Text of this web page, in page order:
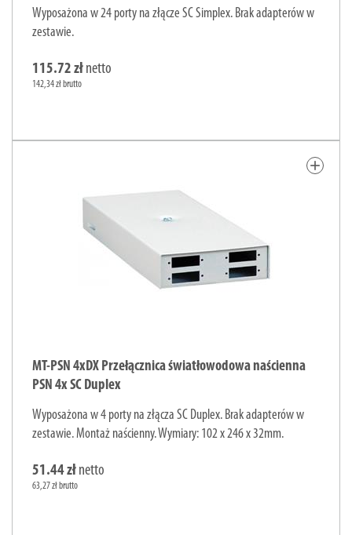
Wyposażona w 24 porty na złącze SC Simplex. Brak adapterów w
zestawie.
115.72 zł netto
142,34 zł brutto
add
MT-PSN 4xDX Przełącznica światłowodowa naścienna
PSN 4x SC Duplex
Wyposażona w 4 porty na złącza SC Duplex. Brak adapterów w
zestawie. Montaż naścienny. Wymiary: 102 x 246 x 32mm.
51.44 zł netto
63,27 zł brutto